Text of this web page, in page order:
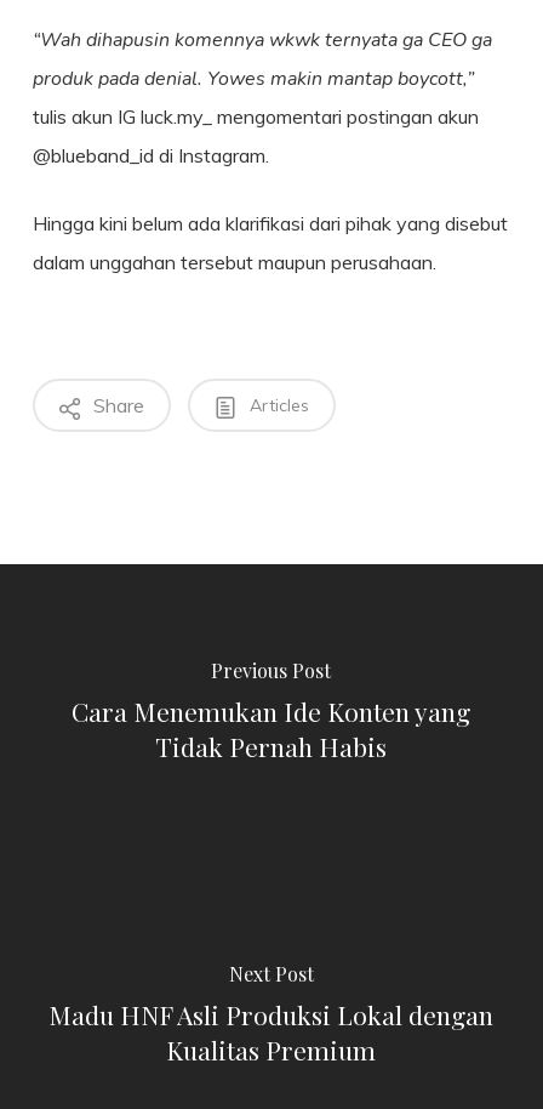
“Wah dihapusin komennya wkwk ternyata ga CEO ga
produk pada denial. Yowes makin mantap boycott,”
tulis akun IG luck.my_ mengomentari postingan akun
@blueband_id di Instagram.
Hingga kini belum ada klarifikasi dari pihak yang disebut
dalam unggahan tersebut maupun perusahaan.
Share Articles
Previous Post
Cara Menemukan Ide Konten yang
Tidak Pernah Habis
Next Post
Madu HNF Asli Produksi Lokal dengan
Kualitas Premium